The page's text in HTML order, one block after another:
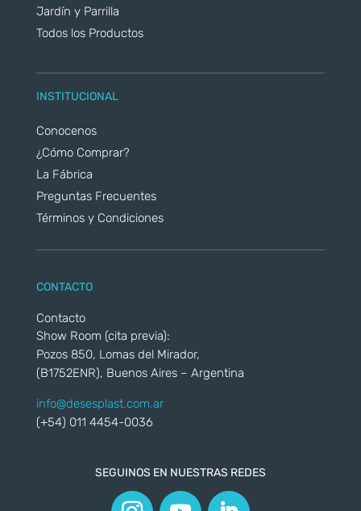
Jardín y Parrilla
Todos los Productos
INSTITUCIONAL
Conocenos
¿Cómo Comprar?
La Fábrica
Preguntas Frecuentes
Términos y Condiciones
CONTACTO
Contacto
Show Room (cita previa):
Pozos 850, Lomas del Mirador,
(B1752ENR), Buenos Aires – Argentina
info@desesplast.com.ar
(+54) 011 4454-0036
SEGUINOS EN NUESTRAS REDES